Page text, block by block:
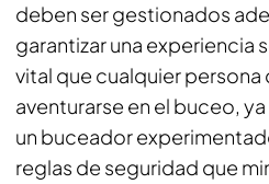
deben ser gestionados
garantizar una experiencia
vital que cualquier persona
aventurarse en el buceo,
un buceador
reglas de seguridad que